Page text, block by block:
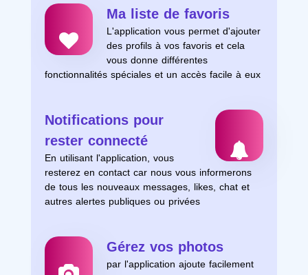
Ma liste de favoris
L'application vous permet d'ajouter
des profils à vos favoris et cela
vous donne différentes
fonctionnalités spéciales et un accès facile à eux
Notifications pour
rester connecté
En utilisant l'application, vous
resterez en contact car nous vous informerons
de tous les nouveaux messages, likes, chat et
autres alertes publiques ou privées
Gérez vos photos
par l'application ajoute facilement